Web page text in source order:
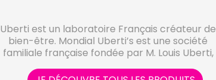
Uberti est un laboratoire Français créateur de
bien-être. Mondial Uberti’s est une société
familiale française fondée par M. Louis Uberti,
distribution de produits naturels, biologiques et